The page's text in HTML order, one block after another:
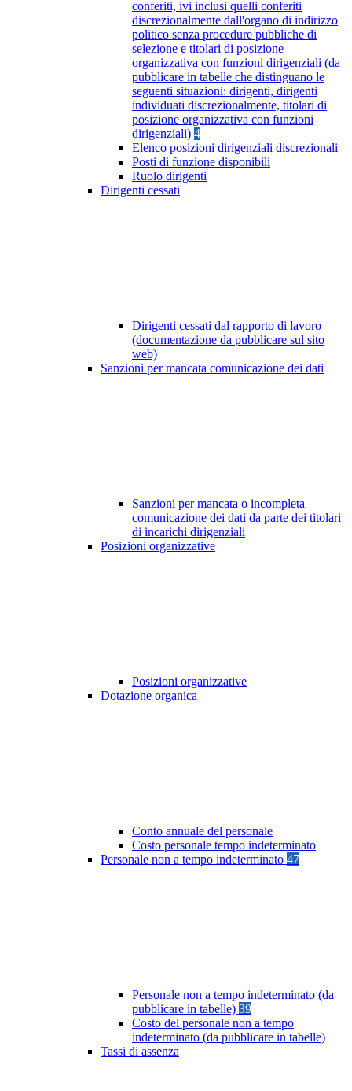
conferiti, ivi inclusi quelli conferiti
discrezionalmente dall'organo di indirizzo
politico senza procedure pubbliche di
selezione e titolari di posizione
organizzativa con funzioni dirigenziali (da
pubblicare in tabelle che distinguano le
seguenti situazioni: dirigenti, dirigenti
individuati discrezionalmente, titolari di
posizione organizzativa con funzioni
dirigenziali) 4
Elenco posizioni dirigenziali discrezionali
Posti di funzione disponibili
Ruolo dirigenti
Dirigenti cessati
Dirigenti cessati dal rapporto di lavoro
(documentazione da pubblicare sul sito
web)
Sanzioni per mancata comunicazione dei dati
Sanzioni per mancata o incompleta
comunicazione dei dati da parte dei titolari
di incarichi dirigenziali
Posizioni organizzative
Posizioni organizzative
Dotazione organica
Conto annuale del personale
Costo personale tempo indeterminato
Personale non a tempo indeterminato 47
Personale non a tempo indeterminato (da
pubblicare in tabelle) 39
Costo del personale non a tempo
indeterminato (da pubblicare in tabelle)
Tassi di assenza